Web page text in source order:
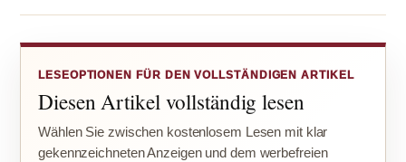
LESEOPTIONEN FÜR DEN VOLLSTÄNDIGEN ARTIKEL
Diesen Artikel vollständig lesen
Wählen Sie zwischen kostenlosem Lesen mit klar
gekennzeichneten Anzeigen und dem werbefreien